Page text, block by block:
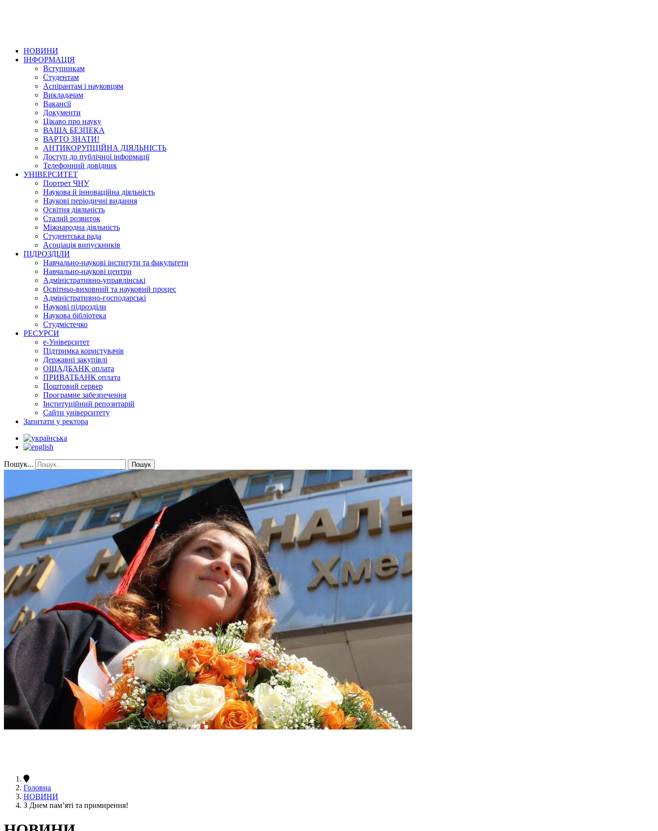
НОВИНИ
ІНФОРМАЦІЯ
Вступникам
Студентам
Аспірантам і науковцям
Викладачам
Вакансії
Документи
Цікаво про науку
ВАША БЕЗПЕКА
ВАРТО ЗНАТИ!
АНТИКОРУПЦІЙНА ДІЯЛЬНІСТЬ
Доступ до публічної інформації
Телефонний довідник
УНІВЕРСИТЕТ
Портрет ЧНУ
Наукова й інноваційна діяльність
Наукові періодичні видання
Освітня діяльність
Сталий розвиток
Міжнародна діяльність
Студентська рада
Асоціація випускників
ПІДРОЗДІЛИ
Навчально-наукові інститути та факультети
Навчально-наукові центри
Адміністративно-управлінські
Освітньо-виховний та науковий процес
Адміністративно-господарські
Наукові підрозділи
Наукова бібліотека
Студмістечко
РЕСУРСИ
е-Університет
Підтримка користувачів
Державні закупівлі
ОЩАДБАНК оплата
ПРИВАТБАНК оплата
Поштовий сервер
Програмне забезпечення
Інституційний репозитарій
Сайти університету
Запитати у ректора
Пошук... Пошук
Головна
НОВИНИ
З Днем пам’яті та примирення!